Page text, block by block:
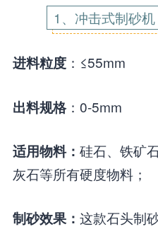
1、冲击式制砂
进料粒度：≤55mm
出料规格：0-5mm
适用物料： 硅石、铁矿
灰石等所有硬度物料；
制砂效果： 这款石头制